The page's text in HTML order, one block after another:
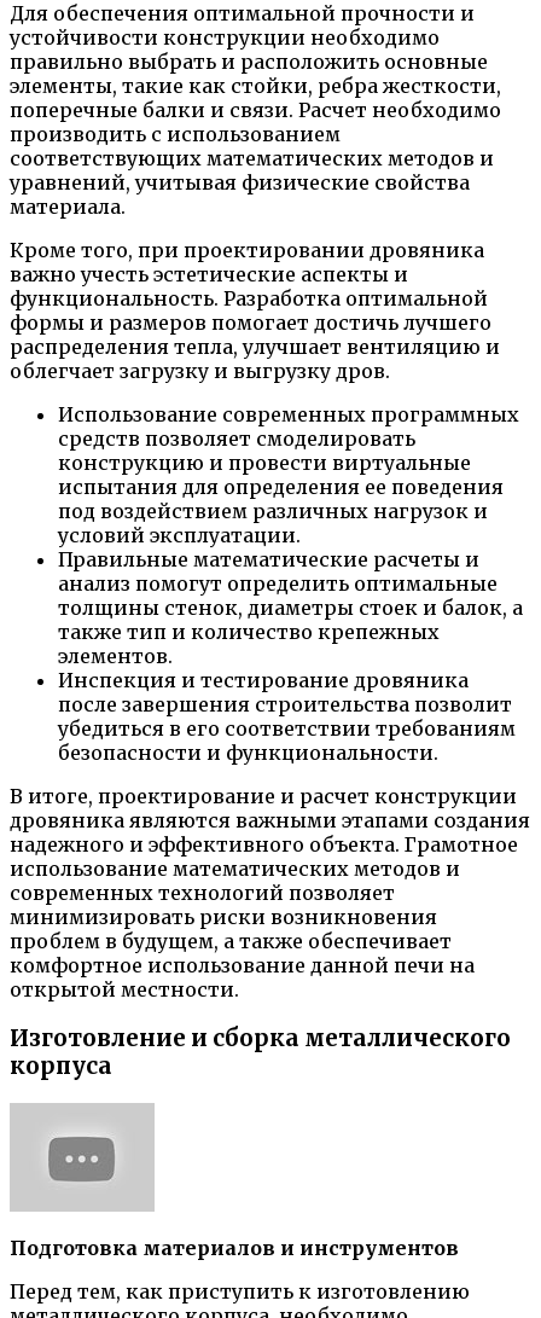
Для обеспечения оптимальной прочности и
устойчивости конструкции необходимо
правильно выбрать и расположить основные
элементы, такие как стойки, ребра жесткости,
поперечные балки и связи. Расчет необходимо
производить с использованием
соответствующих математических методов и
уравнений, учитывая физические свойства
материала.
Кроме того, при проектировании дровяника
важно учесть эстетические аспекты и
функциональность. Разработка оптимальной
формы и размеров помогает достичь лучшего
распределения тепла, улучшает вентиляцию и
облегчает загрузку и выгрузку дров.
Использование современных программных
средств позволяет смоделировать
конструкцию и провести виртуальные
испытания для определения ее поведения
под воздействием различных нагрузок и
условий эксплуатации.
Правильные математические расчеты и
анализ помогут определить оптимальные
толщины стенок, диаметры стоек и балок, а
также тип и количество крепежных
элементов.
Инспекция и тестирование дровяника
после завершения строительства позволит
убедиться в его соответствии требованиям
безопасности и функциональности.
В итоге, проектирование и расчет конструкции
дровяника являются важными этапами создания
надежного и эффективного объекта. Грамотное
использование математических методов и
современных технологий позволяет
минимизировать риски возникновения
проблем в будущем, а также обеспечивает
комфортное использование данной печи на
открытой местности.
Изготовление и сборка металлического
корпуса
Подготовка материалов и инструментов
Перед тем, как приступить к изготовлению